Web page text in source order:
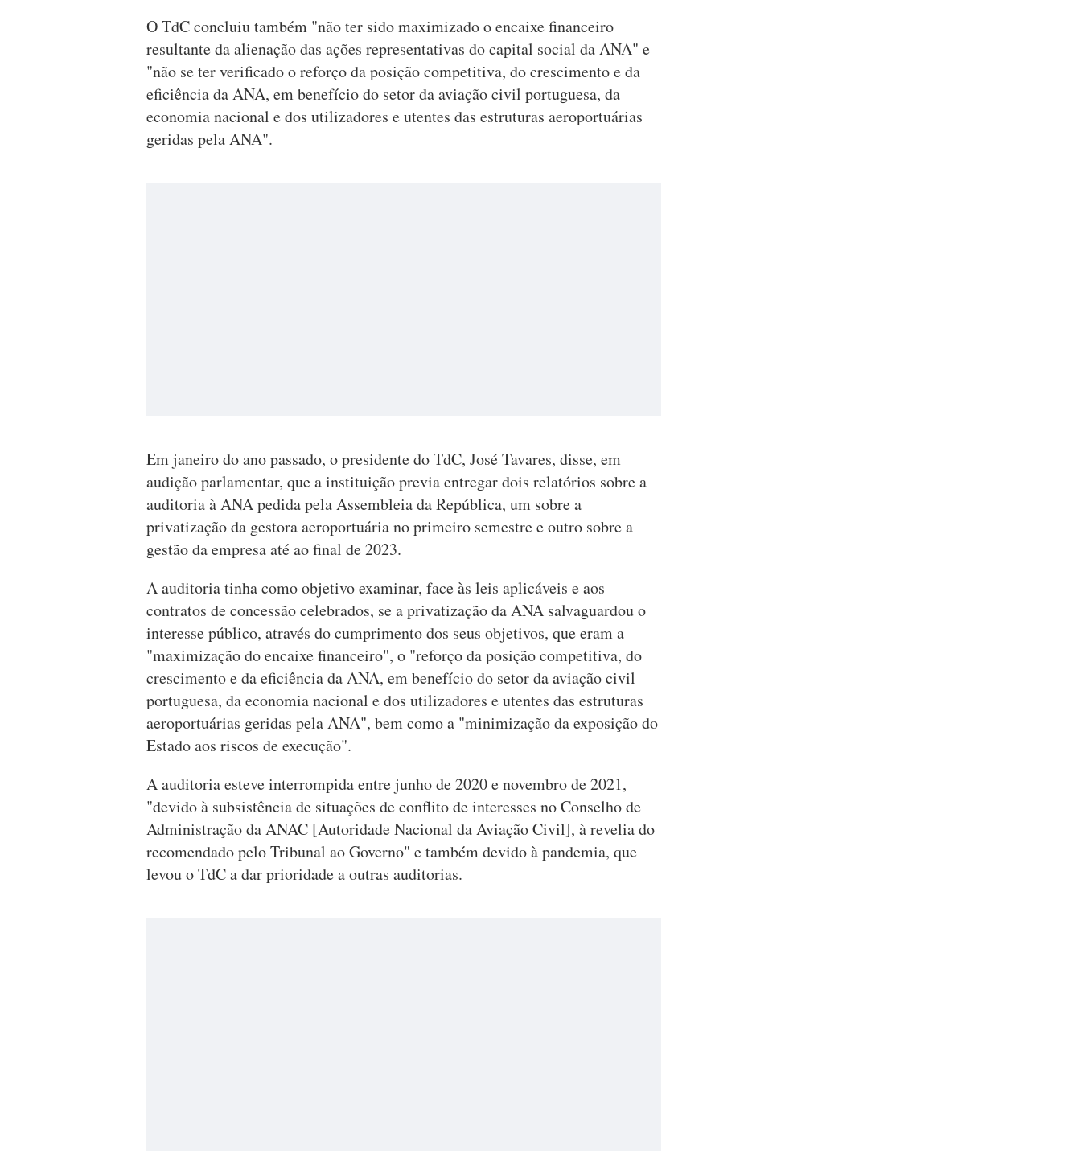
O TdC concluiu também "não ter sido maximizado o encaixe financeiro
resultante da alienação das ações representativas do capital social da ANA" e
"não se ter verificado o reforço da posição competitiva, do crescimento e da
eficiência da ANA, em benefício do setor da aviação civil portuguesa, da
economia nacional e dos utilizadores e utentes das estruturas aeroportuárias
geridas pela ANA".
Em janeiro do ano passado, o presidente do TdC, José Tavares, disse, em
audição parlamentar, que a instituição previa entregar dois relatórios sobre a
auditoria à ANA pedida pela Assembleia da República, um sobre a
privatização da gestora aeroportuária no primeiro semestre e outro sobre a
gestão da empresa até ao final de 2023.
A auditoria tinha como objetivo examinar, face às leis aplicáveis e aos
contratos de concessão celebrados, se a privatização da ANA salvaguardou o
interesse público, através do cumprimento dos seus objetivos, que eram a
"maximização do encaixe financeiro", o "reforço da posição competitiva, do
crescimento e da eficiência da ANA, em benefício do setor da aviação civil
portuguesa, da economia nacional e dos utilizadores e utentes das estruturas
aeroportuárias geridas pela ANA", bem como a "minimização da exposição do
Estado aos riscos de execução".
A auditoria esteve interrompida entre junho de 2020 e novembro de 2021,
"devido à subsistência de situações de conflito de interesses no Conselho de
Administração da ANAC [Autoridade Nacional da Aviação Civil], à revelia do
recomendado pelo Tribunal ao Governo" e também devido à pandemia, que
levou o TdC a dar prioridade a outras auditorias.